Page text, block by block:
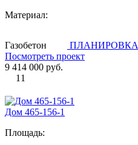
Материал:
Газобетон
ПЛАНИРОВКА
Посмотреть проект
9 414 000 руб.
11
Дом 465-156-1
Площадь: